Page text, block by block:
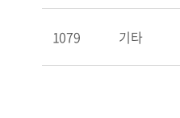
1079 기타